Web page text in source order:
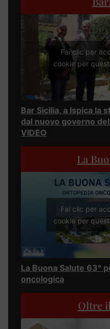
Fai clic per
cookie per
Bar Sicilia, a Ispica la
dal nuovo governo
VIDEO
La
Fai clic per
cookie per
La Buona Salute 63°
oncologica
Oltre